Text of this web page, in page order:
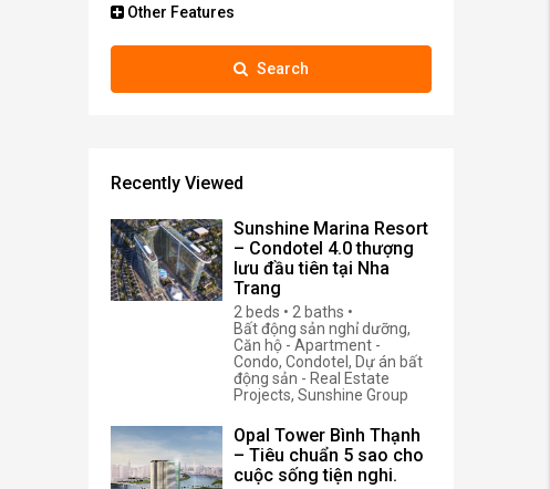
Other Features
Search
Recently Viewed
Sunshine Marina Resort
– Condotel 4.0 thượng
lưu đầu tiên tại Nha
Trang
2 beds • 2 baths •
Bất động sản nghỉ dưỡng,
Căn hộ - Apartment -
Condo, Condotel, Dự án bất
động sản - Real Estate
Projects, Sunshine Group
Opal Tower Bình Thạnh
– Tiêu chuẩn 5 sao cho
cuộc sống tiện nghi.